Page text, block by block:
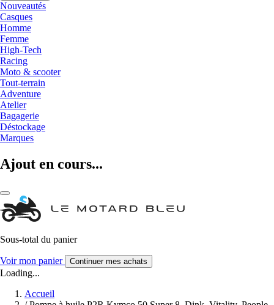
Nouveautés
Casques
Homme
Femme
High-Tech
Racing
Moto & scooter
Tout-terrain
Adventure
Atelier
Bagagerie
Déstockage
Marques
Ajout en cours...
Sous-total du panier
Voir mon panier Continuer mes achats
Loading...
Accueil